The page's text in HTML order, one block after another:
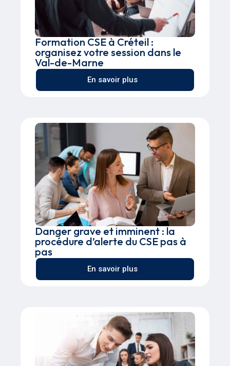
Formation CSE à Créteil :
organisez votre session dans le
Val-de-Marne
En savoir plus
Danger grave et imminent : la
procédure d’alerte du CSE pas à
pas
En savoir plus